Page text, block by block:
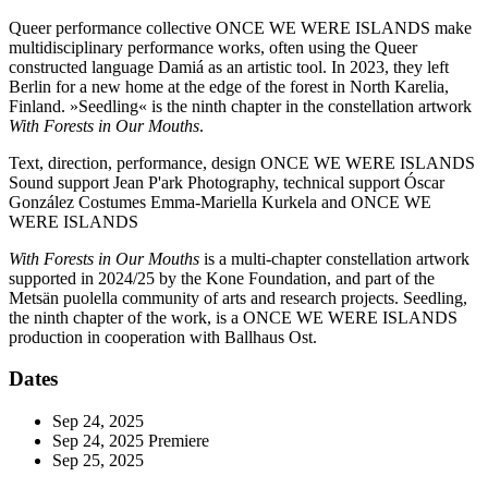
Queer performance collective ONCE WE WERE ISLANDS make
multidisciplinary performance works, often using the Queer
constructed language Damiá as an artistic tool. In 2023, they left
Berlin for a new home at the edge of the forest in North Karelia,
Finland. »Seedling« is the ninth chapter in the constellation artwork
With Forests in Our Mouths.
Text, direction, performance, design ONCE WE WERE ISLANDS
Sound support Jean P'ark Photography, technical support Óscar
González Costumes Emma-Mariella Kurkela and ONCE WE
WERE ISLANDS
With Forests in Our Mouths is a multi-chapter constellation artwork
supported in 2024/25 by the Kone Foundation, and part of the
Metsän puolella community of arts and research projects. Seedling,
the ninth chapter of the work, is a ONCE WE WERE ISLANDS
production in cooperation with Ballhaus Ost.
Dates
Sep 24, 2025
Sep 24, 2025 Premiere
Sep 25, 2025